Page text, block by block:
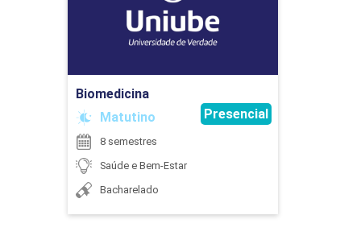
Biomedicina
Matutino
Presencial
8 semestres
Saúde e Bem-Estar
Bacharelado